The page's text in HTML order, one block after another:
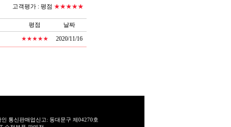
고객평가 : 평점 ★★★★★
평점
날짜
★★★★★ 2020/11/16
인 통신판매업신고: 동대문구 제04270호